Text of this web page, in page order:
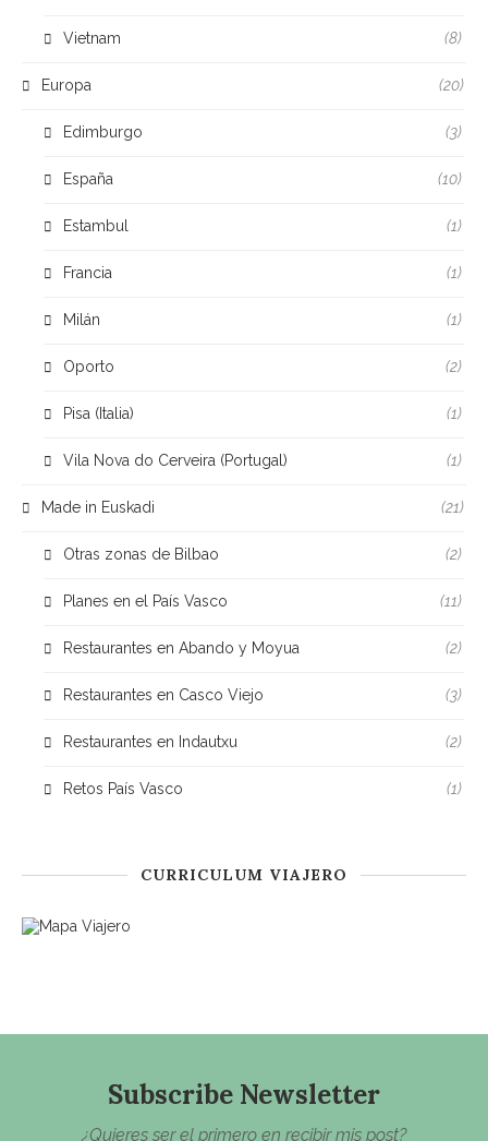
Vietnam (8)
Europa (20)
Edimburgo (3)
España (10)
Estambul (1)
Francia (1)
Milán (1)
Oporto (2)
Pisa (Italia) (1)
Vila Nova do Cerveira (Portugal) (1)
Made in Euskadi (21)
Otras zonas de Bilbao (2)
Planes en el País Vasco (11)
Restaurantes en Abando y Moyua (2)
Restaurantes en Casco Viejo (3)
Restaurantes en Indautxu (2)
Retos País Vasco (1)
CURRICULUM VIAJERO
Subscribe Newsletter
¿Quieres ser el primero en recibir mis post?